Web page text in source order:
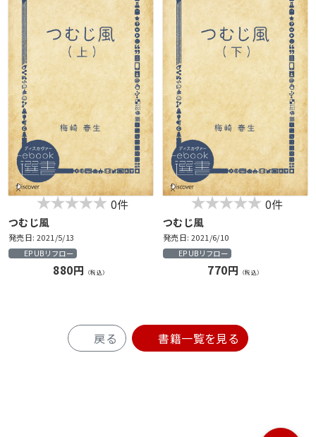
0件
つむじ風
発売日: 2021/5/13
EPUBリフロー
880円 （税込）
0件
つむじ風
発売日: 2021/6/10
EPUBリフロー
770円 （税込）
戻る 書籍一覧を見る